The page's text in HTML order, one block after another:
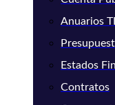
Anuarios
Estados
Contratos